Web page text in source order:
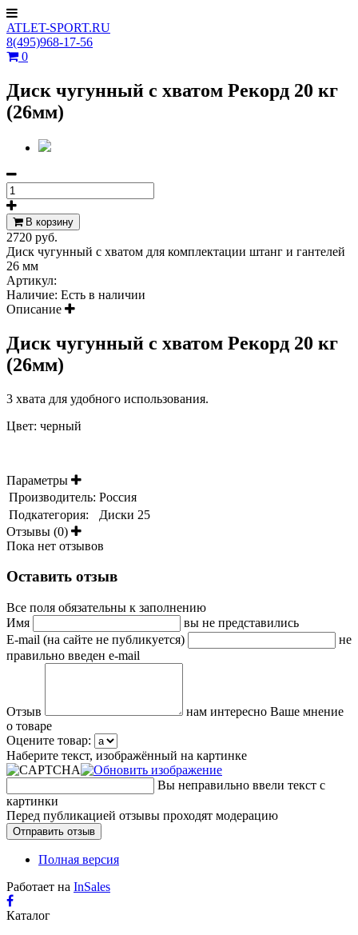
ATLET-SPORT.RU
8(495)968-17-56
0
Диск чугунный с хватом Рекорд 20 кг
(26мм)
В корзину
2720 руб.
Диск чугунный с хватом для комплектации штанг и гантелей
26 мм
Артикул:
Наличие: Есть в наличии
Описание
Диск чугунный с хватом Рекорд 20 кг
(26мм)
3 хвата для удобного использования.
Цвет: черный
Параметры
Производитель: Россия
Подкатегория:
Диски 25
Отзывы (0)
Пока нет отзывов
Оставить отзыв
Все поля обязательны к заполнению
Имя
вы не представились
E-mail (на сайте не публикуется)
не
правильно введен e-mail
Отзыв
нам интересно Ваше мнение
о товаре
Оцените товар:
Наберите текст, изображённый на картинке
Вы неправильно ввели текст с
картинки
Перед публикацией отзывы проходят модерацию
Полная версия
Работает на InSales
Каталог